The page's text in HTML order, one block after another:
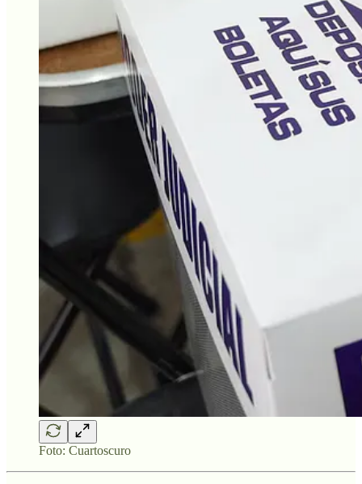
Foto: Cuartoscuro